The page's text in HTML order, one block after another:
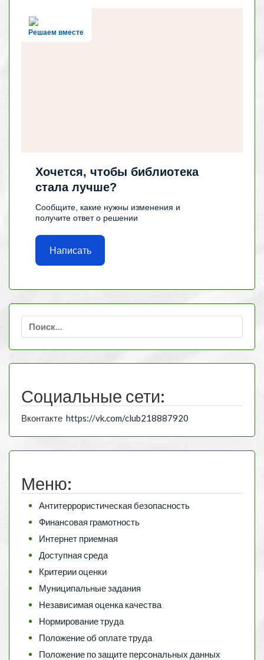
Решаем вместе
Хочется, чтобы библиотека
стала лучше?
Сообщите, какие нужны изменения и
получите ответ о решении
Написать
Найти:
Социальные сети:
Вконтакте https://vk.com/club218887920
Меню:
Антитеррористическая безопасность
Финансовая грамотность
Интернет приемная
Доступная среда
Критерии оценки
Муниципальные задания
Независимая оценка качества
Нормирование труда
Положение об оплате труда
Положение по защите персональных данных